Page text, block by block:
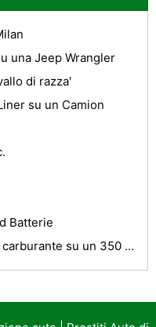
una Jeep Wrangler
di razza'
su un Camion
Batterie
Come installare iniezione di carburante su un 350 Chevy?